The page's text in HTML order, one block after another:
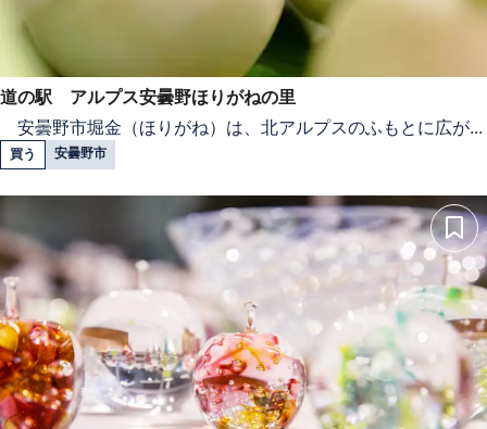
道の駅 アルプス安曇野ほりがねの里
安曇野市堀金（ほりがね）は、北アルプスのふもとに広が...
買う 安曇野市